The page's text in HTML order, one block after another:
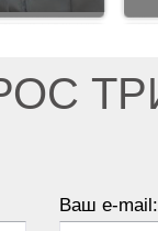
Ваш e-mail: